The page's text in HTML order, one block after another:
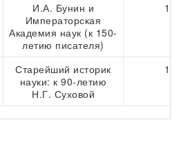
И.А. Бунин и
Императорская
Академия наук (к 150-
летию писателя)
Старейший историк
науки: к 90-летию
Н.Г. Суховой